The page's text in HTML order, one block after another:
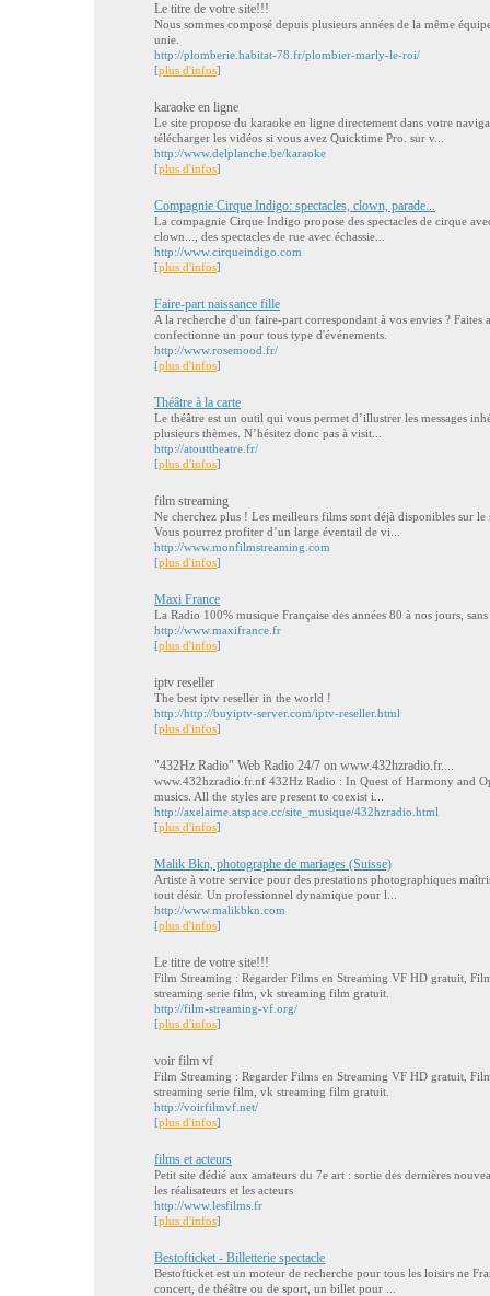
Le titre de votre site!!!
Nous sommes composé depuis plusieurs années de la même
unie.
http://plomberie.habitat-78.fr/plombier-marly-le-roi/
[plus d'infos]
karaoke en ligne
Le site propose du karaoke en ligne directement dans votre
télécharger les vidéos si vous avez Quicktime Pro. sur v...
http://www.delplanche.be/karaoke
[plus d'infos]
Compagnie Cirque Indigo: spectacles, clown, parade...
La compagnie Cirque Indigo propose des spectacles de cirque
clown..., des spectacles de rue avec échassie...
http://www.cirqueindigo.com
[plus d'infos]
Faire-part naissance fille
A la recherche d'un faire-part correspondant à vos envies ? Faites
confectionne un pour tous type d'événements.
http://www.rosemood.fr/
[plus d'infos]
Théâtre à la carte
Le théâtre est un outil qui vous permet d’illustrer les messages
plusieurs thèmes. N’hésitez donc pas à visit...
http://atouttheatre.fr/
[plus d'infos]
film streaming
Ne cherchez plus ! Les meilleurs films sont déjà disponibles sur
Vous pourrez profiter d’un large éventail de vi...
http://www.monfilmstreaming.com
[plus d'infos]
Maxi France
La Radio 100% musique Française des années 80 à nos jours,
http://www.maxifrance.fr
[plus d'infos]
iptv reseller
The best iptv reseller in the world !
http://http://buyiptv-server.com/iptv-reseller.html
[plus d'infos]
"432Hz Radio" Web Radio 24/7 on www.432hzradio.fr....
www.432hzradio.fr.nf 432Hz Radio : In Quest of Harmony and
musics. All the styles are present to coexist i...
http://axelaime.atspace.cc/site_musique/432hzradio.html
[plus d'infos]
Malik Bkn, photographe de mariages (Suisse)
Artiste à votre service pour des prestations photographiques
tout désir. Un professionnel dynamique pour l...
http://www.malikbkn.com
[plus d'infos]
Le titre de votre site!!!
Film Streaming : Regarder Films en Streaming VF HD gratuit,
streaming serie film, vk streaming film gratuit.
http://film-streaming-vf.org/
[plus d'infos]
voir film vf
Film Streaming : Regarder Films en Streaming VF HD gratuit,
streaming serie film, vk streaming film gratuit.
http://voirfilmvf.net/
[plus d'infos]
films et acteurs
Petit site dédié aux amateurs du 7e art : sortie des dernières
les réalisateurs et les acteurs
http://www.lesfilms.fr
[plus d'infos]
Bestofticket - Billetterie spectacle
Bestofticket est un moteur de recherche pour tous les loisirs ne
concert, de théâtre ou de sport, un billet pour ...